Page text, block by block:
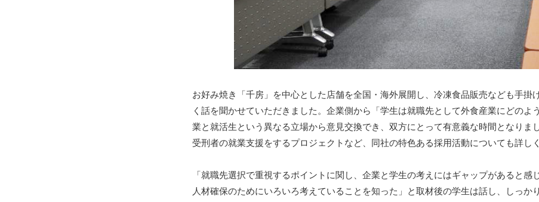
お好み焼き「千房」を中心とした店舗を全国・海外展開し、冷凍食品販売なども手
く話を聞かせていただきました。企業側から「学生は就職先として外食産業にどの
業と就活生という異なる立場から意見交換でき、双方にとって有意義な時間となり
受刑者の就業支援をするプロジェクトなど、同社の特色ある採用活動についても詳し
「就職先選択で重視するポイントに関し、企業と学生の考えにはギャップがあると
人材確保のためにいろいろ考えていることを知った」と取材後の学生は話し、しっ